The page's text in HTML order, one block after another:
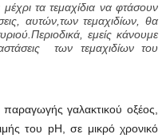
μέχρι τα τεμαχίδια να φτάσουν
αυτών,των τεμαχιδίων, θα
εμείς κάνουμε
των τεμαχιδίων του
γαλακτικού οξέος,
του pH, σε μικρό χρονικό